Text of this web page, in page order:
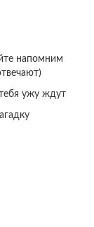
напомним
ужу ждут